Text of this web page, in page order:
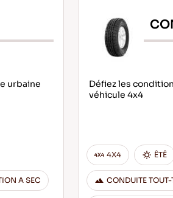
urbaine
A SEC
Défiez les
véhicule 4x4
4X4 ÊTÊ
CONDUITE TOUT-